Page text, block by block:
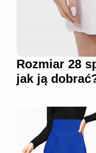
Rozmiar 28
jak ją